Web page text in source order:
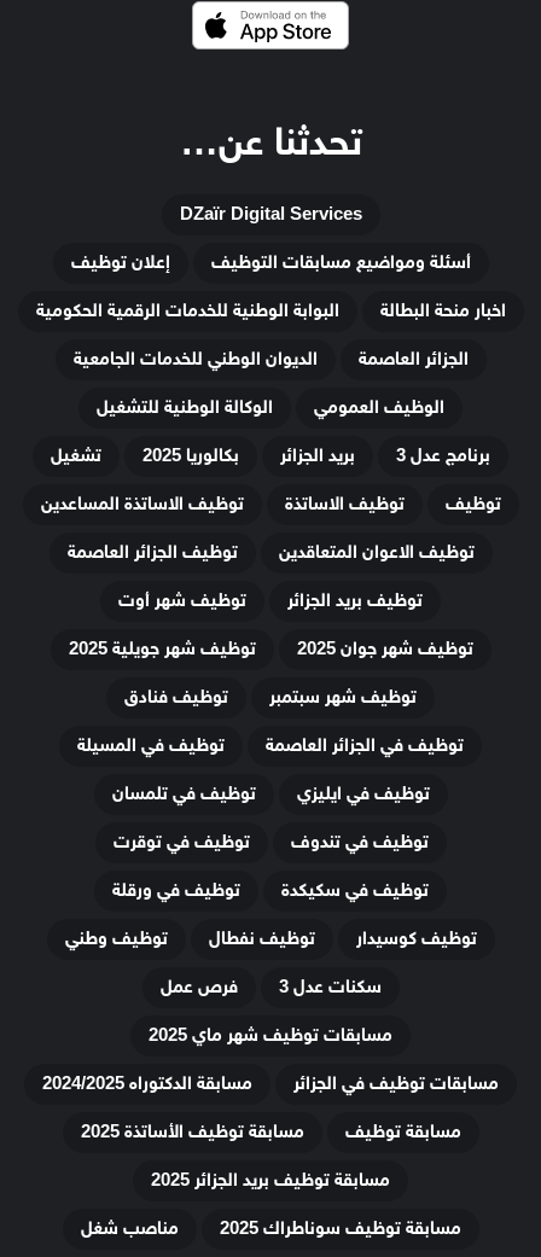
تحدثنا عن…
DZaïr Digital Services
أسئلة ومواضيع مسابقات التوظيف
إعلان توظيف
اخبار منحة البطالة
البوابة الوطنية للخدمات الرقمية الحكومية
الجزائر العاصمة
الديوان الوطني للخدمات الجامعية
الوظيف العمومي
الوكالة الوطنية للتشغيل
برنامج عدل 3
بريد الجزائر بكالوريا 2025
تشغيل
توظيف
توظيف الاساتذة
توظيف الاساتذة المساعدين
توظيف الاعوان المتعاقدين
توظيف الجزائر العاصمة
توظيف بريد الجزائر
توظيف شهر أوت
توظيف شهر جوان 2025
توظيف شهر جويلية 2025
توظيف شهر سبتمبر
توظيف فنادق
توظيف في الجزائر العاصمة
توظيف في المسيلة
توظيف في ايليزي
توظيف في تلمسان
توظيف في تندوف
توظيف في توقرت
توظيف في سكيكدة
توظيف في ورقلة
توظيف كوسيدار
توظيف نفطال
توظيف وطني
سكنات عدل 3
فرص عمل
مسابقات توظيف شهر ماي 2025
مسابقات توظيف في الجزائر
مسابقة الدكتوراه 2024/2025
مسابقة توظيف
مسابقة توظيف الأساتذة 2025
مسابقة توظيف بريد الجزائر 2025
مسابقة توظيف سوناطراك 2025
مناصب شغل